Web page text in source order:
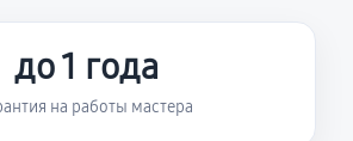
до 1 года
на работы мастера